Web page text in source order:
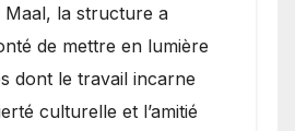
la structure a
de mettre en lumière
dont le travail incarne
culturelle et l’amitié